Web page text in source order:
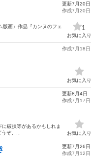
画）作品『カンヌのフェ
更新7月20日
作成7月20日
1
お気に入り
作成7月18日
お気に入り
破損等があるかもしれま
ぞ、...
更新8月4日
作成7月17日
お気に入り
更新7月26日
作成7月12日